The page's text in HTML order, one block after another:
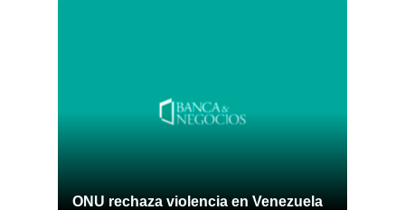
ONU rechaza violencia en Venezuela